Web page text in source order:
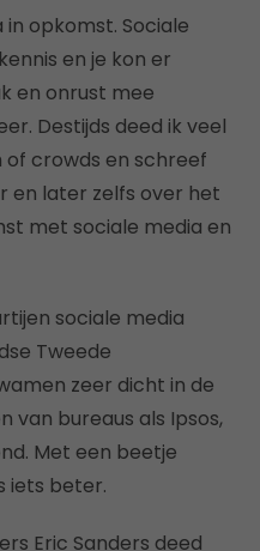
opkomst. Sociale
en je kon er
en onrust mee
Destijds deed ik veel
of crowds en schreef
en later zelfs over het
met sociale media en
sociale media
Tweede
zeer dicht in de
van bureaus als Ipsos,
Met een beetje
iets beter.
Eric Sanders deed